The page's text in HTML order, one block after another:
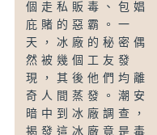
個走私販毒、包娼
庇賭的惡霸。一
天，冰廠的秘密偶
然被幾個工友發
現，其後他們均離
奇人間蒸發。潮安
暗中到冰廠調查，
揭發這冰廠竟是毒